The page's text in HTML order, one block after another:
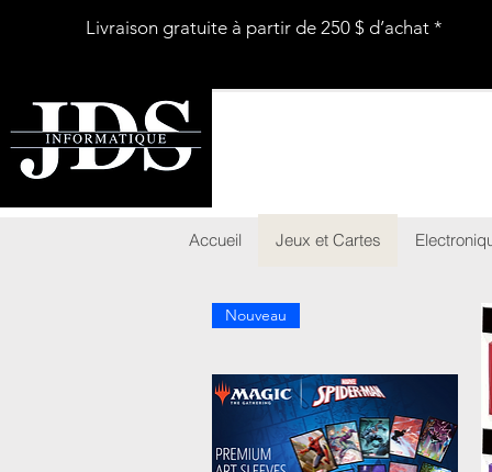
Livraison gratuite à partir de 250 $ d’achat *
Accueil Jeux et Cartes
Nouveau